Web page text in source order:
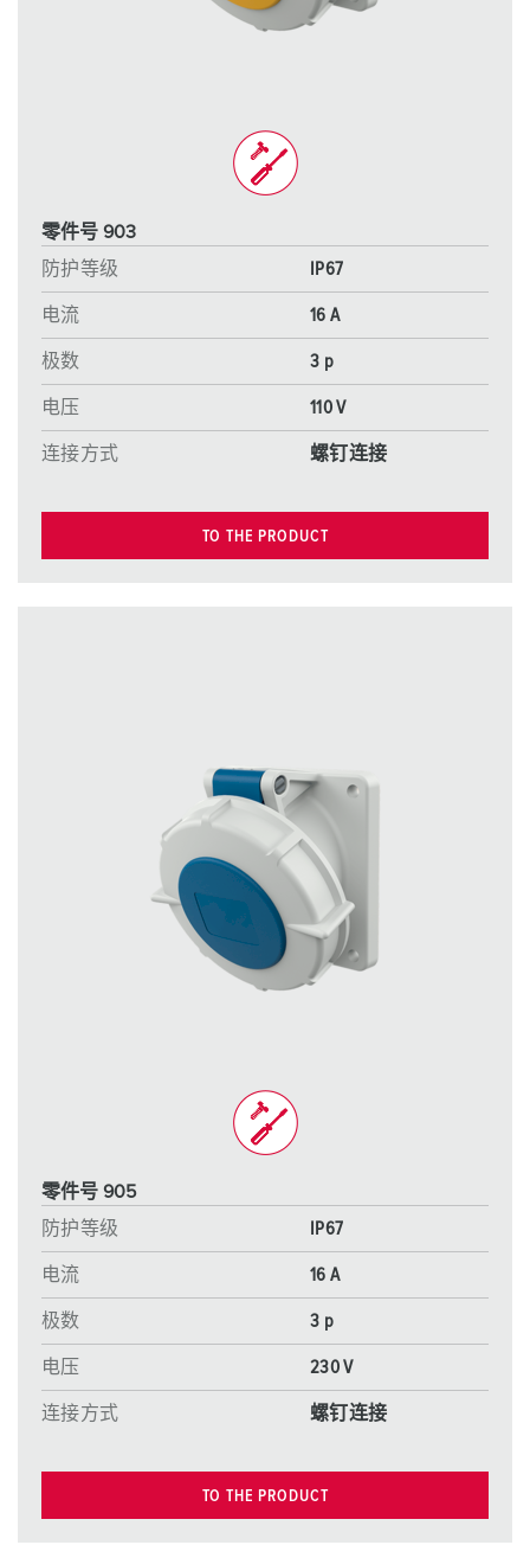
零件号 903
防护等级
IP67
电流 16 A
极数 3 p
电压 110 V
连接方式 螺钉连接
TO THE PRODUCT
零件号 905
防护等级
IP67
电流 16 A
极数 3 p
电压 230 V
连接方式 螺钉连接
TO THE PRODUCT